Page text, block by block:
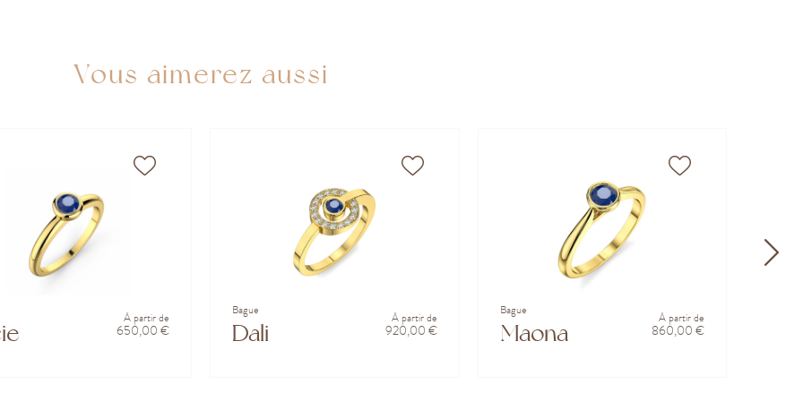
Vous aimerez aussi
À partir de
650,00 €
Bague
Dali
À partir de
920,00 €
Bague
Maona
À partir de
860,00 €